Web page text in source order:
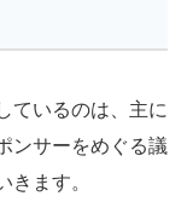
ているのは、主に
ンサーをめぐる議
きます。